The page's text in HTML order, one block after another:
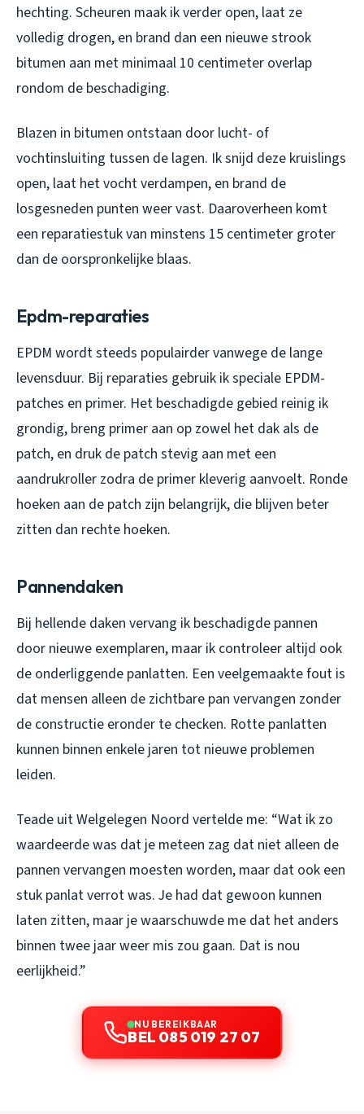
hechting. Scheuren maak ik verder open, laat ze
volledig drogen, en brand dan een nieuwe strook
bitumen aan met minimaal 10 centimeter overlap
rondom de beschadiging.
Blazen in bitumen ontstaan door lucht- of
vochtinsluiting tussen de lagen. Ik snijd deze kruislings
open, laat het vocht verdampen, en brand de
losgesneden punten weer vast. Daaroverheen komt
een reparatiestuk van minstens 15 centimeter groter
dan de oorspronkelijke blaas.
Epdm-reparaties
EPDM wordt steeds populairder vanwege de lange
levensduur. Bij reparaties gebruik ik speciale EPDM-
patches en primer. Het beschadigde gebied reinig ik
grondig, breng primer aan op zowel het dak als de
patch, en druk de patch stevig aan met een
aandrukroller zodra de primer kleverig aanvoelt. Ronde
hoeken aan de patch zijn belangrijk, die blijven beter
zitten dan rechte hoeken.
Pannendaken
Bij hellende daken vervang ik beschadigde pannen
door nieuwe exemplaren, maar ik controleer altijd ook
de onderliggende panlatten. Een veelgemaakte fout is
dat mensen alleen de zichtbare pan vervangen zonder
de constructie eronder te checken. Rotte panlatten
kunnen binnen enkele jaren tot nieuwe problemen
leiden.
Teade uit Welgelegen Noord vertelde me: “Wat ik zo
waardeerde was dat je meteen zag dat niet alleen de
pannen vervangen moesten worden, maar dat ook een
stuk panlat verrot was. Je had dat gewoon kunnen
laten zitten, maar je waarschuwde me dat het anders
binnen twee jaar weer mis zou gaan. Dat is nou
eerlijkheid.”
NU BEREIKBAAR
BEL 085 019 27 07